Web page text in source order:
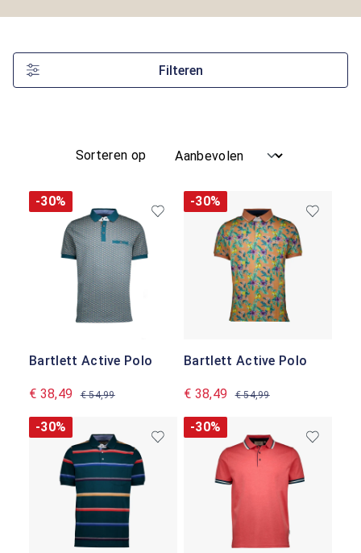
Filteren
Sorteren op
-30%
Bartlett Active Polo
€ 38,49 € 54,99
-30%
Bartlett Active Polo
€ 38,49 € 54,99
-30% -30%